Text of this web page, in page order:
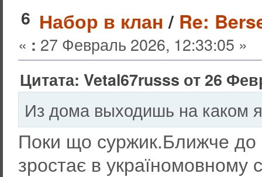
6 Набор в клан/ Re:
« : 27 Февраль 2026, 12:33:05 »
Цитата: Vetal67russs от 26
Из дома выходишь на каком
Поки що суржик.Ближче
зростає в україномовному